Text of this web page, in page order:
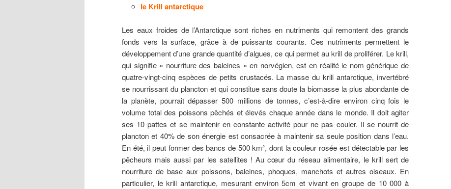
le Krill antarctique
Les eaux froides de l’Antarctique sont riches en nutriments qui remontent des grands
fonds vers la surface, grâce à de puissants courants. Ces nutriments permettent le
développement d’une grande quantité d’algues, ce qui permet au krill de proliférer. Le krill,
qui signifie « nourriture des baleines » en norvégien, est en réalité le nom générique de
quatre-vingt-cinq espèces de petits crustacés. La masse du krill antarctique, invertébré
se nourrissant du plancton et qui constitue sans doute la biomasse la plus abondante de
la planète, pourrait dépasser 500 millions de tonnes, c’est-à-dire environ cinq fois le
volume total des poissons pêchés et élevés chaque année dans le monde. Il doit agiter
ses 10 pattes et se maintenir en constante activité pour ne pas couler. Il se nourrit de
plancton et 40% de son énergie est consacrée à maintenir sa seule position dans l’eau.
En été, il peut former des bancs de 500 km², dont la couleur rosée est détectable par les
pêcheurs mais aussi par les satellites ! Au cœur du réseau alimentaire, le krill sert de
nourriture de base aux poissons, baleines, phoques, manchots et autres oiseaux. En
particulier, le krill antarctique, mesurant environ 5cm et vivant en groupe de 10 000 à